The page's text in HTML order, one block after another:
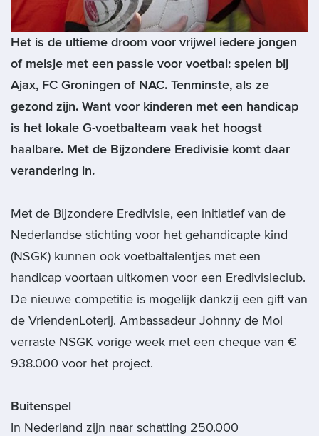
Het is de ultieme droom voor vrijwel iedere jongen
of meisje met een passie voor voetbal: spelen bij
Ajax, FC Groningen of NAC. Tenminste, als ze
gezond zijn. Want voor kinderen met een handicap
is het lokale G-voetbalteam vaak het hoogst
haalbare. Met de Bijzondere Eredivisie komt daar
verandering in.
Met de Bijzondere Eredivisie, een initiatief van de
Nederlandse stichting voor het gehandicapte kind
(NSGK) kunnen ook voetbaltalentjes met een
handicap voortaan uitkomen voor een Eredivisieclub.
De nieuwe competitie is mogelijk dankzij een gift van
de VriendenLoterij. Ambassadeur Johnny de Mol
verraste NSGK vorige week met een cheque van €
938.000 voor het project.
Buitenspel
In Nederland zijn naar schatting 250.000